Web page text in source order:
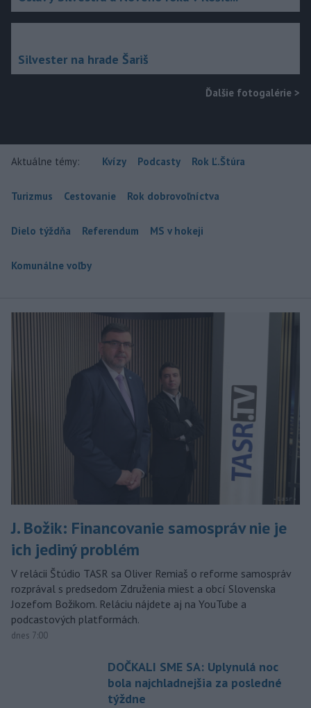
Silvester na hrade Šariš
Ďalšie fotogalérie >
Aktuálne témy: Kvízy Podcasty Rok Ľ.Štúra
Turizmus Cestovanie Rok dobrovoľníctva
Dielo týždňa Referendum MS v hokeji
Komunálne voľby
J. Božik: Financovanie samospráv nie je
ich jediný problém
V relácii Štúdio TASR sa Oliver Remiaš o reforme samospráv
rozprával s predsedom Združenia miest a obcí Slovenska
Jozefom Božikom. Reláciu nájdete aj na YouTube a
podcastových platformách.
dnes 7:00
DOČKALI SME SA: Uplynulá noc
bola najchladnejšia za posledné
týždne